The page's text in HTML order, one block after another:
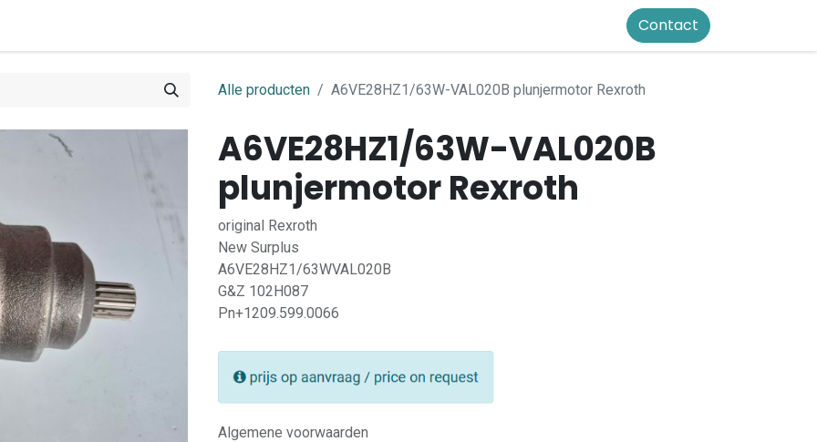
Contact
Alle producten A6VE28HZ1/63W-VAL020B plunjermotor Rexroth
A6VE28HZ1/63W-VAL020B
plunjermotor Rexroth
original Rexroth
New Surplus
A6VE28HZ1/63WVAL020B
G&Z 102H087
Pn+1209.599.0066
Algemene voorwaarden